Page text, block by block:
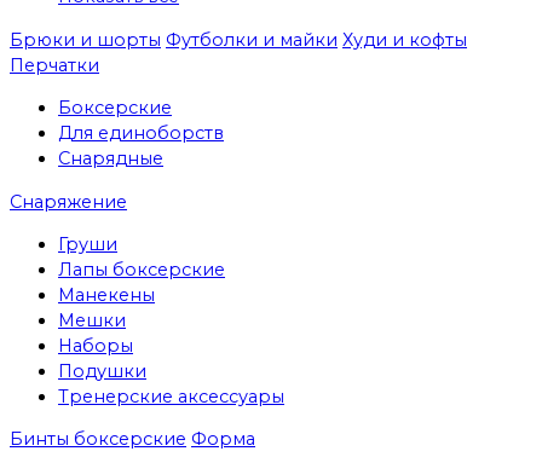
Брюки и шорты Футболки и майки Худи и кофты
Перчатки
Боксерские
Для единоборств
Снарядные
Снаряжение
Груши
Лапы боксерские
Манекены
Мешки
Наборы
Подушки
Тренерские аксессуары
Бинты боксерские Форма